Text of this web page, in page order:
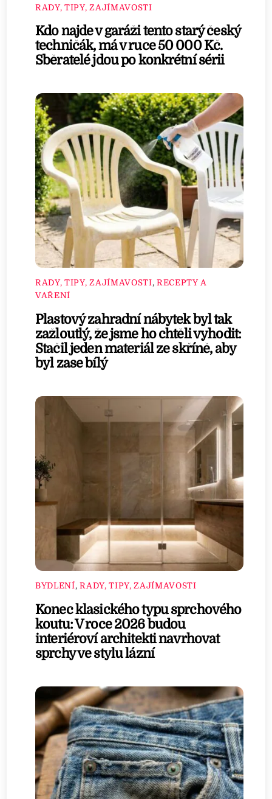
RADY, TIPY, ZAJÍMAVOSTI
Kdo najde v garáži tento starý český
techničák, má v ruce 50 000 Kč.
Sběratelé jdou po konkrétní sérii
RADY, TIPY, ZAJÍMAVOSTI, RECEPTY A
VAŘENÍ
Plastový zahradní nábytek byl tak
zažloutlý, že jsme ho chtěli vyhodit:
Stačil jeden materiál ze skříně, aby
byl zase bílý
BYDLENÍ,RADY, TIPY, ZAJÍMAVOSTI
Konec klasického typu sprchového
koutu: V roce 2026 budou
interiéroví architekti navrhovat
sprchy ve stylu lázní